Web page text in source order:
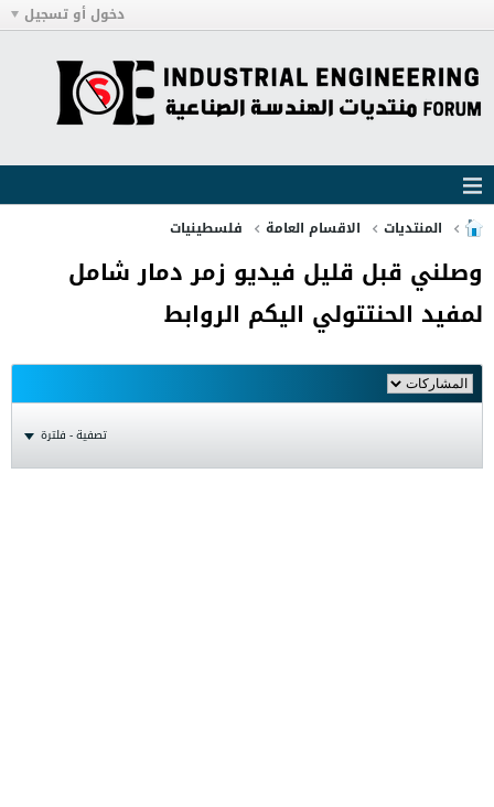
دخول أو تسجيل
المنتديات الاقسام العامة فلسطينيات
وصلني قبل قليل فيديو زمر دمار شامل
لمفيد الحنتتولي اليكم الروابط
تصفية - فلترة